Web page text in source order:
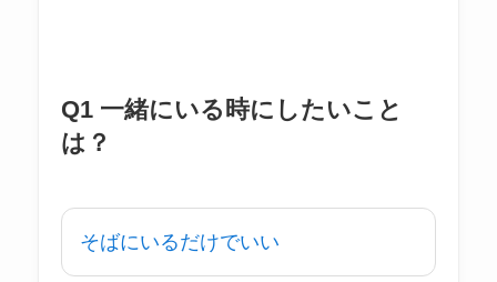
Q1 一緒にいる時にしたいこと
は？
そばにいるだけでいい